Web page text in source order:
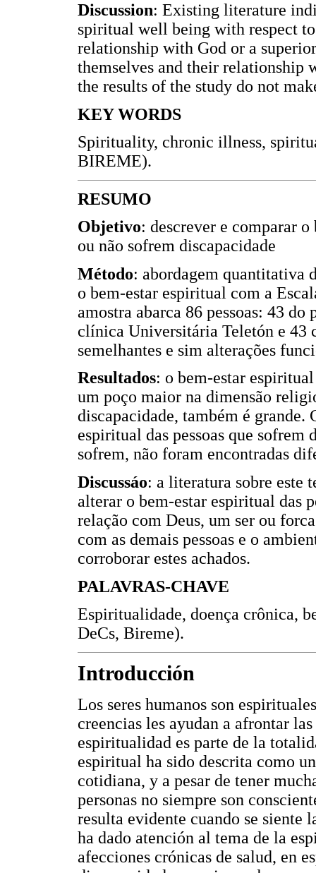
Discussion: Existing literature
spiritual well being with respect
relationship with God or a
themselves and their relationship
the results of the study do not
KEY WORDS
Spirituality, chronic illness,
BIREME).
RESUMO
Objetivo: descrever e comparar
ou não sofrem discapacidade
Método: abordagem quantitativa
o bem-estar espiritual com a
amostra abarca 86 pessoas: 43
clínica Universitária Teletón e 43
semelhantes e sim alterações
Resultados: o bem-estar
um poço maior na dimensão
discapacidade, também é grande.
espiritual das pessoas que sofrem
sofrem, não foram encontradas
Discussáo: a literatura sobre este
alterar o bem-estar espiritual das
relação com Deus, um ser ou
com as demais pessoas e o
corroborar estes achados.
PALAVRAS-CHAVE
Espiritualidade, doença crônica,
DeCs, Bireme).
Introducción
Los seres humanos son
creencias les ayudan a afrontar
espiritualidad es parte de la
espiritual ha sido descrita como
cotidiana, y a pesar de tener
personas no siempre son
resulta evidente cuando se siente
ha dado atención al tema de la
afecciones crónicas de salud, en